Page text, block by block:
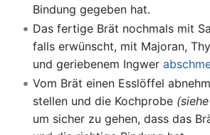
Bindung gegeben hat.
Das fertige Brät nochmals mit
falls erwünscht, mit Majoran,
und geriebenem Ingwer
Vom Brät einen Esslöffel
stellen und die Kochprobe
um sicher zu gehen, dass das